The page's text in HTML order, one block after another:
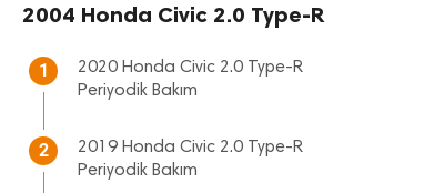
2004 Honda Civic 2.0 Type-R
1
2020 Honda Civic 2.0 Type-R
Periyodik Bakım
2
2019 Honda Civic 2.0 Type-R
Periyodik Bakım